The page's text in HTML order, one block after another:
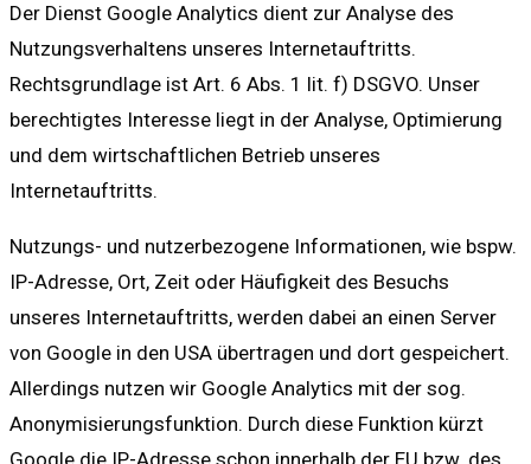
Der Dienst Google Analytics dient zur Analyse des
Nutzungsverhaltens unseres Internetauftritts.
Rechtsgrundlage ist Art. 6 Abs. 1 lit. f) DSGVO. Unser
berechtigtes Interesse liegt in der Analyse, Optimierung
und dem wirtschaftlichen Betrieb unseres
Internetauftritts.
Nutzungs- und nutzerbezogene Informationen, wie bspw.
IP-Adresse, Ort, Zeit oder Häufigkeit des Besuchs
unseres Internetauftritts, werden dabei an einen Server
von Google in den USA übertragen und dort gespeichert.
Allerdings nutzen wir Google Analytics mit der sog.
Anonymisierungsfunktion. Durch diese Funktion kürzt